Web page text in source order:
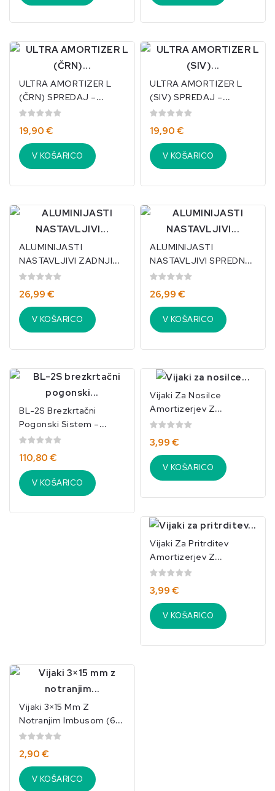
ULTRA AMORTIZER L
(ČRN) SPREDAJ –
KOMPLET Z VZMETJO
19,90 €
V KOŠARICO
ULTRA AMORTIZER L
(SIV) SPREDAJ –
KOMPLET Z VZMETJO
19,90 €
V KOŠARICO
ALUMINIJASTI
NASTAVLJIVI ZADNJI
AMORTIZERJI 102 Mm –
Komplet/TRAXX-4102
26,99 €
V KOŠARICO
ALUMINIJASTI
NASTAVLJIVI SPREDNJI
AMORTIZERJI 87 Mm –
26,99 €
V KOŠARICO
BL-2S Brezkrtačni
Pogonski Sistem –
Vodoodporen Traxxas
110,80 €
V KOŠARICO
Vijaki Za Nosilce
Amortizerjev Z
Notranjim Phillips Vijak
3642
3,99 €
V KOŠARICO
Vijaki Za Pritrditev
Amortizerjev Z
Notranjim Šestrobom (6
TRAXXAS/3642X
3,99 €
V KOŠARICO
Vijaki 3×15 Mm Z
Notranjim Imbusom (6
Kosov) – TRAXXAS3646
2,90 €
V KOŠARICO